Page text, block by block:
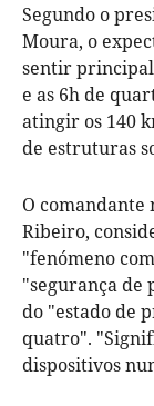
Segundo o
Moura, o
sentir
e as 6h de
atingir os 140
de estruturas
O comandante
Ribeiro,
"fenómeno
"segurança de
do "estado de
quatro".
dispositivos